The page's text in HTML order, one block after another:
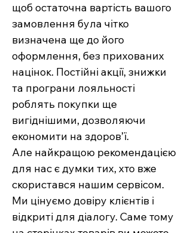
щоб остаточна вартість вашого
замовлення була чітко
визначена ще до його
оформлення, без прихованих
націнок. Постійні акції, знижки
та програни лояльності
роблять покупки ще
вигіднішими, дозволяючи
економити на здоров’ї.
Але найкращою рекомендацією
для нас є думки тих, хто вже
скористався нашим сервісом.
Ми цінуємо довіру клієнтів і
відкриті для діалогу. Саме тому